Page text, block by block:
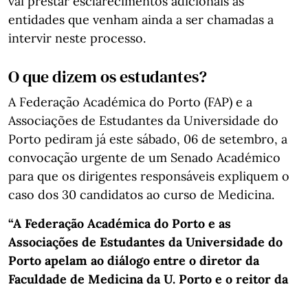
entidades que venham ainda a ser chamadas a
intervir neste processo.
O que dizem os estudantes?
A Federação Académica do Porto (FAP) e a
Associações de Estudantes da Universidade do
Porto pediram já este sábado, 06 de setembro, a
convocação urgente de um Senado Académico
para que os dirigentes responsáveis expliquem o
caso dos 30 candidatos ao curso de Medicina.
“A Federação Académica do Porto e as
Associações de Estudantes da Universidade do
Porto apelam ao diálogo entre o diretor da
Faculdade de Medicina da U. Porto e o reitor da